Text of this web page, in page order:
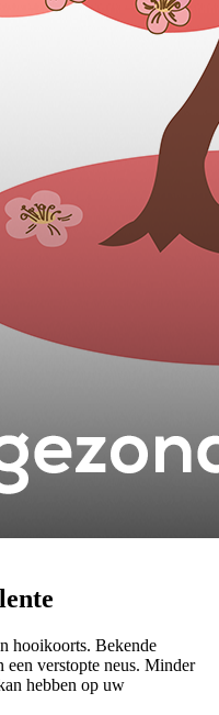
hooikoorts. Bekende
een verstopte neus. Minder
hebben op uw